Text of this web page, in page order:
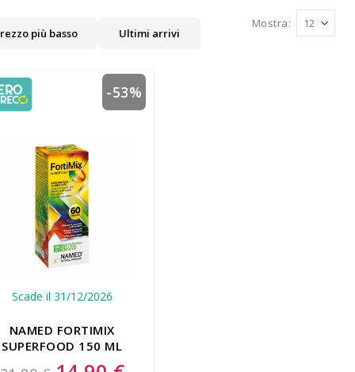
più basso Ultimi arrivi
Mostra
Scade il 31/12/2026
NAMED FORTIMIX
SUPERFOOD 150 ML
-53%
Special